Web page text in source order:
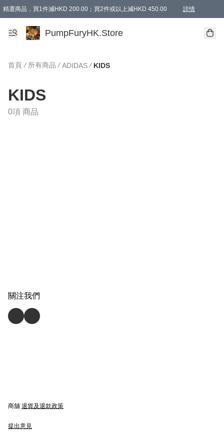
精選商品，買1件減HKD 200.00；買2件或以上減HKD 450.00 詳情
AAPE商品,會員專享9折或以上（按會員等級）AAPE products, members can
精選商品，任選買2件或以上減HKD 100.00
購物滿 HKD 800.00即享免運費優惠！（適用於 特定的送貨方式 )
PumpFuryHK.Store
首頁 / 所有商品 / ADIDAS / KIDS
KIDS
0項 商品
關注我們
商舖 退貨及退款政策
提出意見